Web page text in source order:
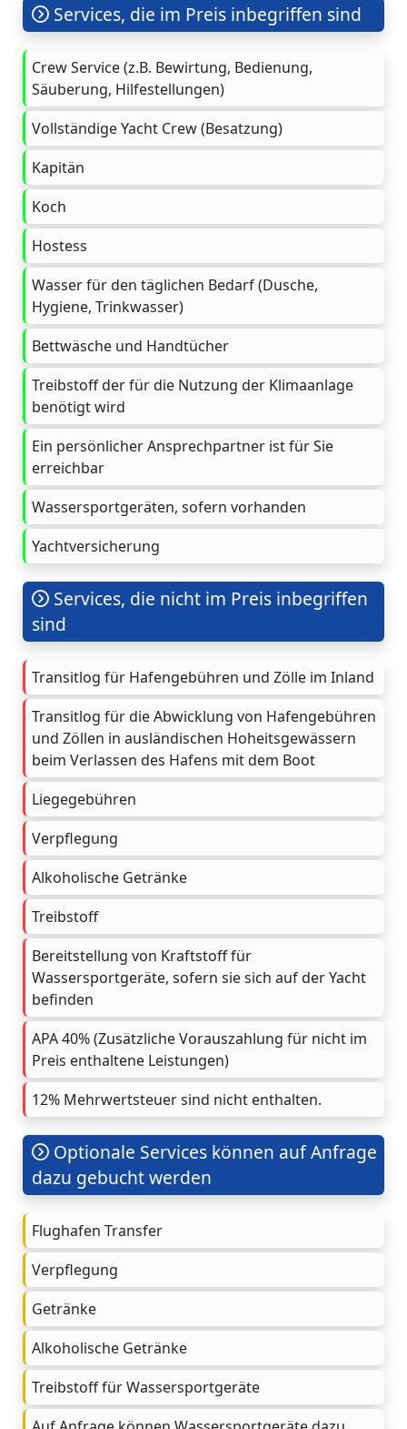
Services, die im Preis inbegriffen sind
Crew Service (z.B. Bewirtung, Bedienung,
Säuberung, Hilfestellungen)
Vollständige Yacht Crew (Besatzung)
Kapitän
Koch
Hostess
Wasser für den täglichen Bedarf (Dusche,
Hygiene, Trinkwasser)
Bettwäsche und Handtücher
Treibstoff der für die Nutzung der Klimaanlage
benötigt wird
Ein persönlicher Ansprechpartner ist für Sie
erreichbar
Wassersportgeräten, sofern vorhanden
Yachtversicherung
Services, die nicht im Preis inbegriffen
sind
Transitlog für Hafengebühren und Zölle im Inland
Transitlog für die Abwicklung von Hafengebühren
und Zöllen in ausländischen Hoheitsgewässern
beim Verlassen des Hafens mit dem Boot
Liegegebühren
Verpflegung
Alkoholische Getränke
Treibstoff
Bereitstellung von Kraftstoff für
Wassersportgeräte, sofern sie sich auf der Yacht
befinden
APA 40% (Zusätzliche Vorauszahlung für nicht im
Preis enthaltene Leistungen)
12% Mehrwertsteuer sind nicht enthalten.
Optionale Services können auf Anfrage
dazu gebucht werden
Flughafen Transfer
Verpflegung
Getränke
Alkoholische Getränke
Treibstoff für Wassersportgeräte